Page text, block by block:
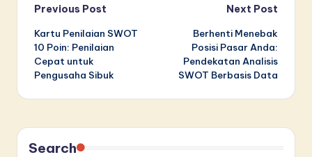
Post
navigation
Previous Post
Kartu Penilaian SWOT
10 Poin: Penilaian
Cepat untuk
Pengusaha Sibuk
Next Post
Berhenti Menebak
Posisi Pasar Anda:
Pendekatan Analisis
SWOT Berbasis Data
Search